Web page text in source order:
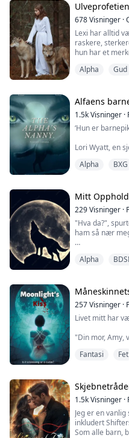
trodde jeg
mitt og løftet
mitt hadde
Ulveprofetien
678Visninger ·
Lexi har alltid
raskere,
hun har et
spesiell. Inntil
partnere. Inntil
Alpha Gud
Alfaens
1.5kVisninger ·
‘Hun er
Lori Wyatt, en
være
Gabriel Caine
flokken og
fukt...
Alpha BXG
Mitt
229Visninger ·
"Hva da?",
ham så nær
begynner å
Tungen hans
enda våtere
Kroppen min
Alpha
257Visninger ·
Livet mitt har
"Din mor, Amy,
godt hjerte og
fortalte meg at
graviditeten.
Fantasi Fet
1.5kVisninger ·
Jeg er en
inkludert
Som alle barn,